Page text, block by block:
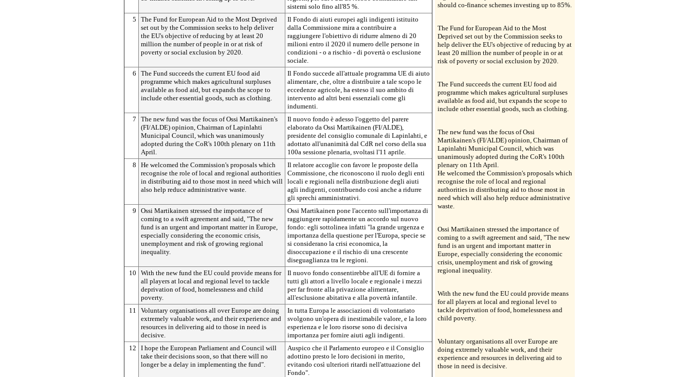
sistemi solo fino all'85 %.
5
The Fund for European Aid to the Most Deprived
set out by the Commission seeks to help deliver
the EU's objective of reducing by at least 20
million the number of people in or at risk of
poverty or social exclusion by 2020.
Il Fondo di aiuti europei agli indigenti istituito
dalla Commissione mira a contribuire a
raggiungere l'obiettivo di ridurre almeno di 20
milioni entro il 2020 il numero delle persone in
condizioni - o a rischio - di povertà o esclusione
sociale.
6
The Fund succeeds the current EU food aid
programme which makes agricultural surpluses
available as food aid, but expands the scope to
include other essential goods, such as clothing.
Il Fondo succede all'attuale programma UE di aiuto
alimentare, che, oltre a distribuire a tale scopo le
eccedenze agricole, ha esteso il suo ambito di
intervento ad altri beni essenziali come gli
indumenti.
7
The new fund was the focus of Ossi Martikainen's
(FI/ALDE) opinion, Chairman of Lapinlahti
Municipal Council, which was unanimously
adopted during the CoR's 100th plenary on 11th
April.
Il nuovo fondo è adesso l'oggetto del parere
elaborato da Ossi Martikainen (FI/ALDE),
presidente del consiglio comunale di Lapinlahti, e
adottato all'unanimità dal CdR nel corso della sua
100a sessione plenaria, svoltasi l'11 aprile.
8
He welcomed the Commission's proposals which
recognise the role of local and regional authorities
in distributing aid to those most in need which will
also help reduce administrative waste.
Il relatore accoglie con favore le proposte della
Commissione, che riconoscono il ruolo degli enti
locali e regionali nella distribuzione degli aiuti
agli indigenti, contribuendo così anche a ridurre
gli sprechi amministrativi.
9
Ossi Martikainen stressed the importance of
coming to a swift agreement and said, "The new
fund is an urgent and important matter in Europe,
especially considering the economic crisis,
unemployment and risk of growing regional
inequality.
Ossi Martikainen pone l'accento sull'importanza di
raggiungere rapidamente un accordo sul nuovo
fondo: egli sottolinea infatti "la grande urgenza e
importanza della questione per l'Europa, specie se
si considerano la crisi economica, la
disoccupazione e il rischio di una crescente
diseguaglianza tra le regioni.
10
With the new fund the EU could provide means for
all players at local and regional level to tackle
deprivation of food, homelessness and child
poverty.
Il nuovo fondo consentirebbe all'UE di fornire a
tutti gli attori a livello locale e regionale i mezzi
per far fronte alla privazione alimentare,
all'esclusione abitativa e alla povertà infantile.
11
Voluntary organisations all over Europe are doing
extremely valuable work, and their experience and
resources in delivering aid to those in need is
decisive.
In tutta Europa le associazioni di volontariato
svolgono un'opera di inestimabile valore, e la loro
esperienza e le loro risorse sono di decisiva
importanza per fornire aiuti agli indigenti.
12
I hope the European Parliament and Council will
take their decisions soon, so that there will no
longer be a delay in implementing the fund".
Auspico che il Parlamento europeo e il Consiglio
adottino presto le loro decisioni in merito,
evitando così ulteriori ritardi nell'attuazione del
Fondo".
should co-finance schemes investing up to 85%.
The Fund for European Aid to the Most
Deprived set out by the Commission seeks to
help deliver the EU's objective of reducing by at
least 20 million the number of people in or at
risk of poverty or social exclusion by 2020.
The Fund succeeds the current EU food aid
programme which makes agricultural surpluses
available as food aid, but expands the scope to
include other essential goods, such as clothing.
The new fund was the focus of Ossi
Martikainen's (FI/ALDE) opinion, Chairman of
Lapinlahti Municipal Council, which was
unanimously adopted during the CoR's 100th
plenary on 11th April.
He welcomed the Commission's proposals which
recognise the role of local and regional
authorities in distributing aid to those most in
need which will also help reduce administrative
waste.
Ossi Martikainen stressed the importance of
coming to a swift agreement and said, "The new
fund is an urgent and important matter in
Europe, especially considering the economic
crisis, unemployment and risk of growing
regional inequality.
With the new fund the EU could provide means
for all players at local and regional level to
tackle deprivation of food, homelessness and
child poverty.
Voluntary organisations all over Europe are
doing extremely valuable work, and their
experience and resources in delivering aid to
those in need is decisive.